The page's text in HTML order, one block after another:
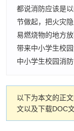
都说消防应该是
节做起，把火灾
易燃烧物的地方
带来中小学生校
中小学生校园消防
以下为本文的正
文以及下载DOC